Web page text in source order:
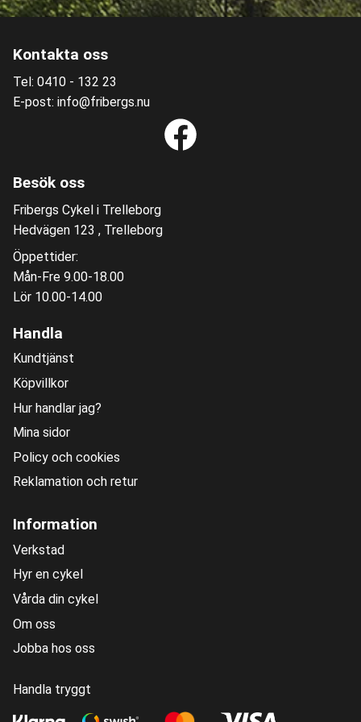
Kontakta oss
Tel: 0410 - 132 23
E-post: info@fribergs.nu
Besök oss
Fribergs Cykel i Trelleborg
Hedvägen 123 , Trelleborg
Öppettider:
Mån-Fre 9.00-18.00
Lör 10.00-14.00
Handla
Kundtjänst
Köpvillkor
Hur handlar jag?
Mina sidor
Policy och cookies
Reklamation och retur
Information
Verkstad
Hyr en cykel
Vårda din cykel
Om oss
Jobba hos oss
Handla tryggt